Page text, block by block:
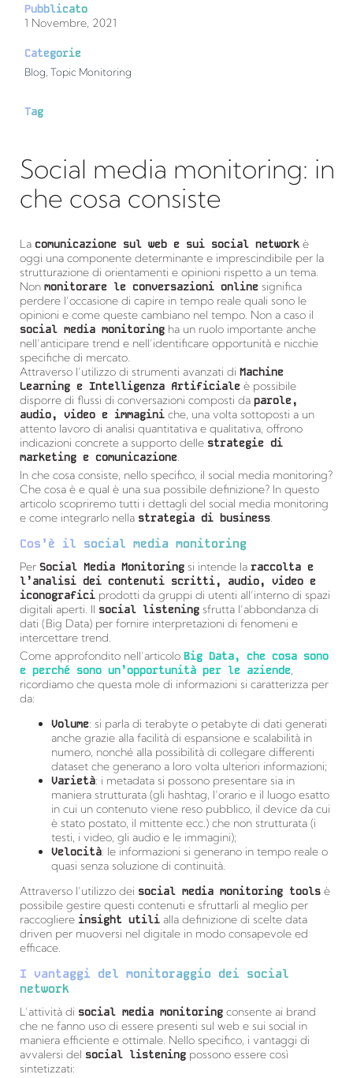
Pubblicato
1 Novembre, 2021
Categorie
Blog ,Topic Monitoring
Tag
Social media monitoring: in
che cosa consiste
Lacomunicazione sul web e sui social network è
oggi una componente determinante e imprescindibile per la
strutturazione di orientamenti e opinioni rispetto a un tema.
Nonmonitorare le conversazioni online significa
perdere l’occasione di capire in tempo reale quali sono le
opinioni e come queste cambiano nel tempo. Non a caso il
social media monitoring ha un ruolo importante anche
nell’anticipare trend e nell’identificare opportunità e nicchie
specifiche di mercato.
Attraverso l’utilizzo di strumenti avanzati diMachine
Learning e Intelligenza Artificiale è possibile
disporre di flussi di conversazioni composti daparole,
audio, video e immagini che, una volta sottoposti a un
attento lavoro di analisi quantitativa e qualitativa, offrono
indicazioni concrete a supporto delle strategie di
marketing e comunicazione.
In che cosa consiste, nello specifico, il social media monitoring?
Che cosa è e qual è una sua possibile definizione? In questo
articolo scopriremo tutti i dettagli del social media monitoring
e come integrarlo nella strategia di business.
Cos’è il social media monitoring
PerSocial Media Monitoring si intende laraccolta e
l’analisi dei contenuti scritti, audio, video e
iconografici prodotti da gruppi di utenti all’interno di spazi
digitali aperti. Il social listening sfrutta l’abbondanza di
dati (Big Data) per fornire interpretazioni di fenomeni e
intercettare trend.
Come approfondito nell’articoloBig Data, che cosa sono
e perché sono un’opportunità per le aziende,
ricordiamo che questa mole di informazioni si caratterizza per
da:
Volume: si parla di terabyte o petabyte di dati generati
anche grazie alla facilità di espansione e scalabilità in
numero, nonché alla possibilità di collegare differenti
dataset che generano a loro volta ulteriori informazioni;
Varietà: i metadata si possono presentare sia in
maniera strutturata (gli hashtag, l’orario e il luogo esatto
in cui un contenuto viene reso pubblico, il device da cui
è stato postato, il mittente ecc.) che non strutturata (i
testi, i video, gli audio e le immagini);
Velocità: le informazioni si generano in tempo reale o
quasi senza soluzione di continuità.
Attraverso l’utilizzo dei social media monitoring tools è
possibile gestire questi contenuti e sfruttarli al meglio per
raccogliereinsight utili alla definizione di scelte data
driven per muoversi nel digitale in modo consapevole ed
efficace.
I vantaggi del monitoraggio dei social
network
L’attività di social media monitoring consente ai brand
che ne fanno uso di essere presenti sul web e sui social in
maniera efficiente e ottimale. Nello specifico, i vantaggi di
avvalersi del social listening possono essere così
sintetizzati: